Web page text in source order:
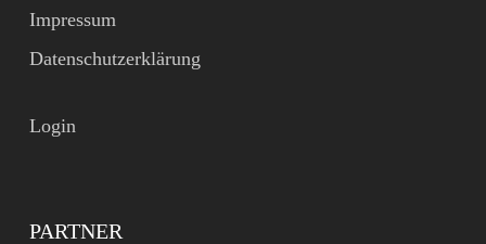
Impressum
Datenschutzerklärung
Login
PARTNER